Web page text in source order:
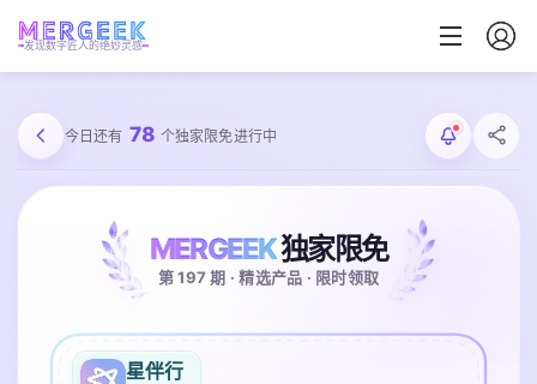
发现数字匠人的绝妙灵感
今日还有 78 个独家限免进行中
MERGEEK独家限免
第 197 期 · 精选产品 · 限时领取
星伴行